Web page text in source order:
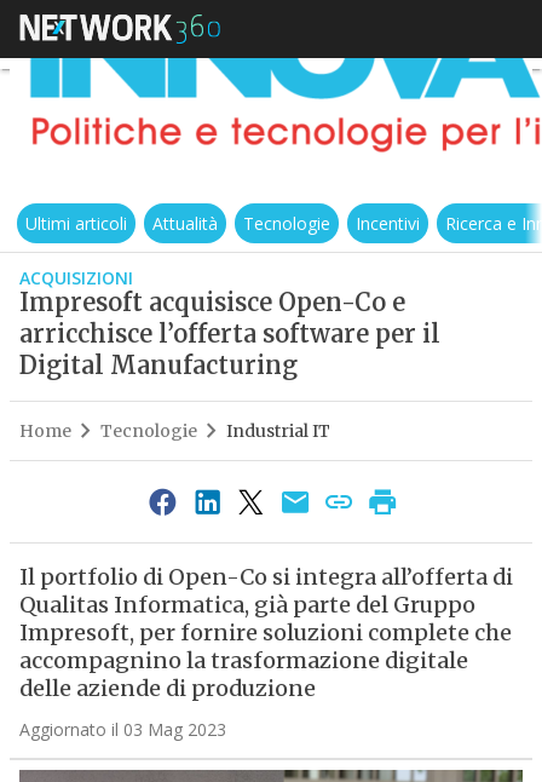
Ultimi articoli Attualità Tecnologie Incentivi Ricerca e
ACQUISIZIONI
Impresoft acquisisce Open-Co e
arricchisce l’offerta software per il
Digital Manufacturing
Home Tecnologie Industrial IT
Il portfolio di Open-Co si integra all’offerta di
Qualitas Informatica, già parte del Gruppo
Impresoft, per fornire soluzioni complete che
accompagnino la trasformazione digitale
delle aziende di produzione
Aggiornato il 03 Mag 2023